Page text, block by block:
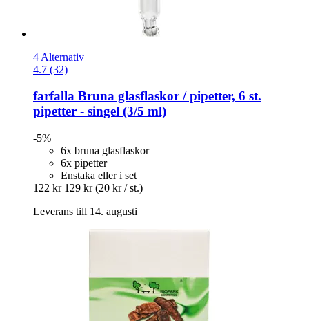
4 Alternativ
4.7 (32)
farfalla Bruna glasflaskor / pipetter, 6 st.
pipetter -​ singel (3/5 ml)
-5%
6x bruna glasflaskor
6x pipetter
Enstaka eller i set
122 kr 129 kr (20 kr / st.)
Leverans till 14. augusti